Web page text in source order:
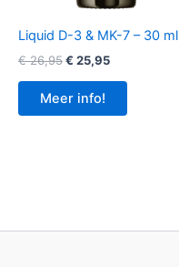
Liquid D-3 & MK-7 – 30 ml
€26,95Oorspronkelijke
was:
€ 26,95.
€ 25,95Huidige
Meer info!